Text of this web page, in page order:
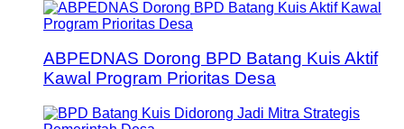
ABPEDNAS Dorong BPD Batang Kuis Aktif
Kawal Program Prioritas Desa